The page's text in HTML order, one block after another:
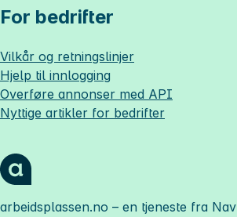
For bedrifter
Vilkår og retningslinjer
Hjelp til innlogging
Overføre annonser med API
Nyttige artikler for bedrifter
arbeidsplassen.no – en tjeneste fra Nav